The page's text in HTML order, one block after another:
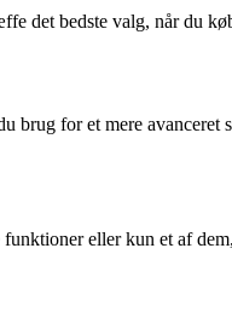
det bedste valg, når du
brug for et mere
eller kun et af